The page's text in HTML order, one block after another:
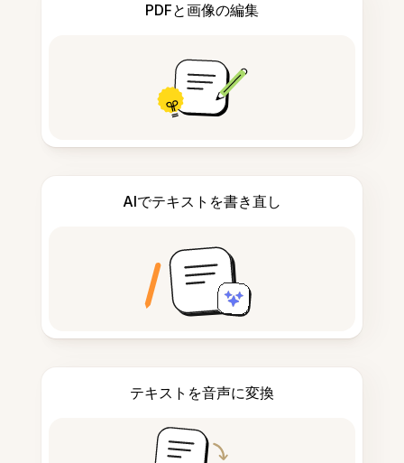
PDFと画像の編集
AIでテキストを書き直し
テキストを音声に変換